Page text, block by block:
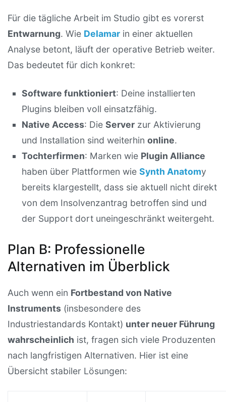
Für die tägliche Arbeit im Studio gibt es vorerst
Entwarnung. Wie Delamar in einer aktuellen
Analyse betont, läuft der operative Betrieb weiter.
Das bedeutet für dich konkret:
Software funktioniert: Deine installierten
Plugins bleiben voll einsatzfähig.
Native Access: DieServer zur Aktivierung
und Installation sind weiterhinonline.
Tochterfirmen: Marken wie Plugin Alliance
haben über Plattformen wieSynth Anatomy
bereits klargestellt, dass sie aktuell nicht direkt
von dem Insolvenzantrag betroffen sind und
der Support dort uneingeschränkt weitergeht.
Plan B: Professionelle
Alternativen im Überblick
Auch wenn ein Fortbestand von Native
Instruments (insbesondere des
Industriestandards Kontakt) unter neuer Führung
wahrscheinlich ist, fragen sich viele Produzenten
nach langfristigen Alternativen. Hier ist eine
Übersicht stabiler Lösungen: